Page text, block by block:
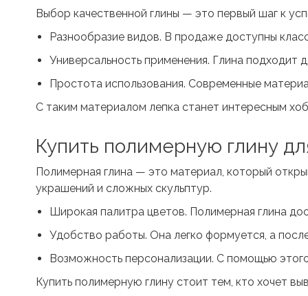
Выбор качественной глины — это первый шаг к
Разнообразие видов. В продаже доступны
Универсальность применения. Глина
Простота использования. Современные
С таким материалом лепка станет интересным
Купить полимерную глину
Полимерная глина — это материал, который
украшений и сложных скульптур.
Широкая палитра цветов. Полимерная глина
Удобство работы. Она легко формуется, а
Возможность персонализации. С помощью
Купить полимерную глину стоит тем, кто хочет